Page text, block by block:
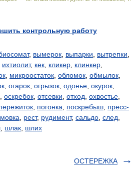
контрольную работу
, вымерок выпарки вытрепки
ихтиолит, кек кликер клинкер
микроостаток обломок обмылок
огарок огрызок одонье окурок
оскребок отсевки отход охвостье
погонка поскребыш пресс-
рест, рудимент, сальдо след
шлак шлих
ОСТЕРЕЖКА